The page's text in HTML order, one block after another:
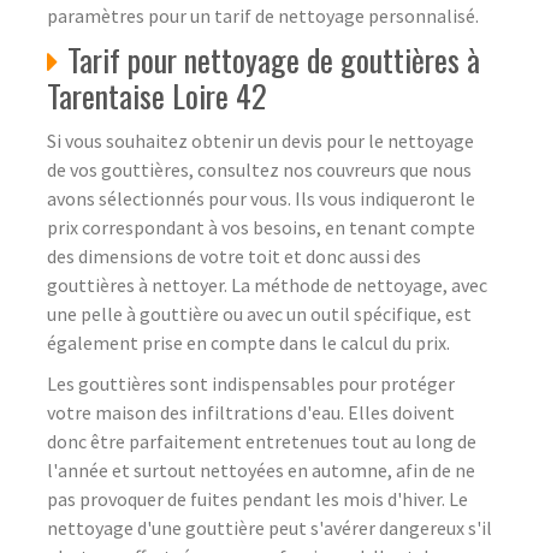
paramètres pour un tarif de nettoyage personnalisé.
Tarif pour nettoyage de gouttières à
Tarentaise Loire 42
Si vous souhaitez obtenir un devis pour le nettoyage
de vos gouttières, consultez nos couvreurs que nous
avons sélectionnés pour vous. Ils vous indiqueront le
prix correspondant à vos besoins, en tenant compte
des dimensions de votre toit et donc aussi des
gouttières à nettoyer. La méthode de nettoyage, avec
une pelle à gouttière ou avec un outil spécifique, est
également prise en compte dans le calcul du prix.
Les gouttières sont indispensables pour protéger
votre maison des infiltrations d'eau. Elles doivent
donc être parfaitement entretenues tout au long de
l'année et surtout nettoyées en automne, afin de ne
pas provoquer de fuites pendant les mois d'hiver. Le
nettoyage d'une gouttière peut s'avérer dangereux s'il